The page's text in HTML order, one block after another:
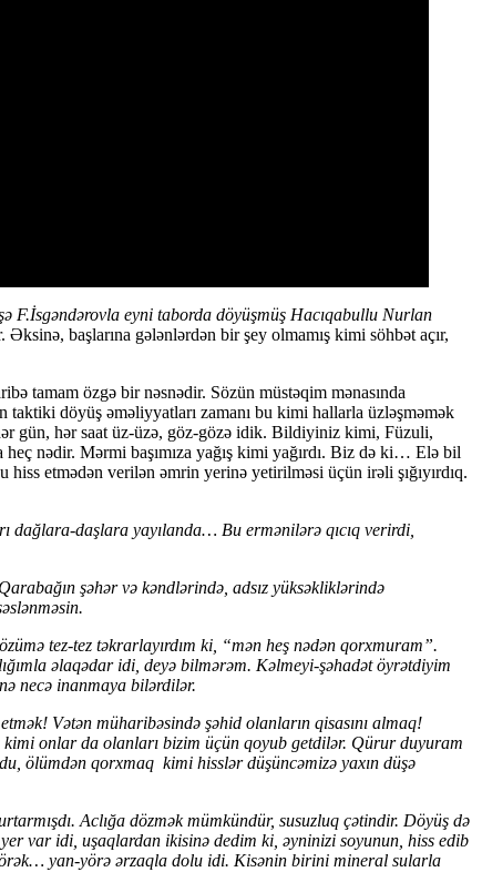
F.İsgəndərovla eyni taborda döyüşmüş Hacıqabullu Nurlan
başlarına gələnlərdən bir şey olmamış kimi söhbət açır,
tamam özgə bir nəsnədir. Sözün müstəqim mənasında
döyüş əməliyyatları zamanı bu kimi hallarla üzləşməmək
gün, hər saat üz-üzə, göz-gözə idik. Bildiyiniz kimi, Füzuli,
heç nədir. Mərmi başımıza yağış kimi yağırdı. Biz də ki… Elə bil
etmədən verilən əmrin yerinə yetirilməsi üçün irəli şığıyırdıq.
dağlara-daşlara yayılanda… Bu ermənilərə qıcıq verirdi,
şəhər və kəndlərində, adsız yüksəkliklərində
tez-tez təkrarlayırdım ki, “mən heş nədən qorxmuram”.
əlaqədar idi, deyə bilmərəm. Kəlmeyi-şəhadət öyrətdiyim
necə inanmaya bilərdilər.
Vətən müharibəsində şəhid olanların qisasını almaq!
onlar da olanları bizim üçün qoyub getdilər. Qürur duyuram
ölümdən qorxmaq kimi hisslər düşüncəmizə yaxın düşə
Aclığa dözmək mümkündür, susuzluq çətindir. Döyüş də
yer var idi, uşaqlardan ikisinə dedim ki, əyninizi soyunun, hiss edib
yan-yörə ərzaqla dolu idi. Kisənin birini mineral sularla